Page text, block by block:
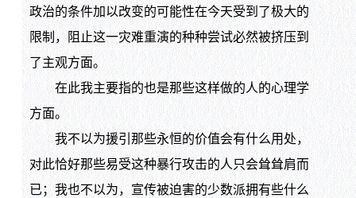
政治的条件加以改变的可能性在今天受到了极大的
限制，阻止这一灾难重演的种种尝试必然被挤压到
了主观方面。
在此我主要指的也是那些这样做的人的心理学
方面。
我不以为援引那些永恒的价值会有什么用处，
对此恰好那些易受这种暴行攻击的人只会耸耸肩而
已；我也不以为，宣传被迫害的少数派拥有些什么